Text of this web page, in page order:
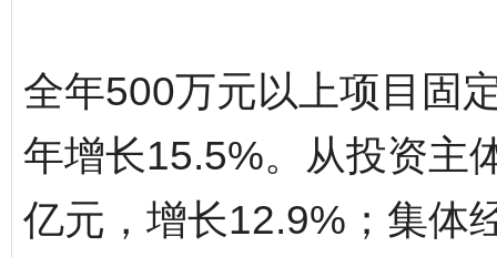
全年500万元以上项目固
年增长15.5%。从投资主
亿元，增长12.9%；集体